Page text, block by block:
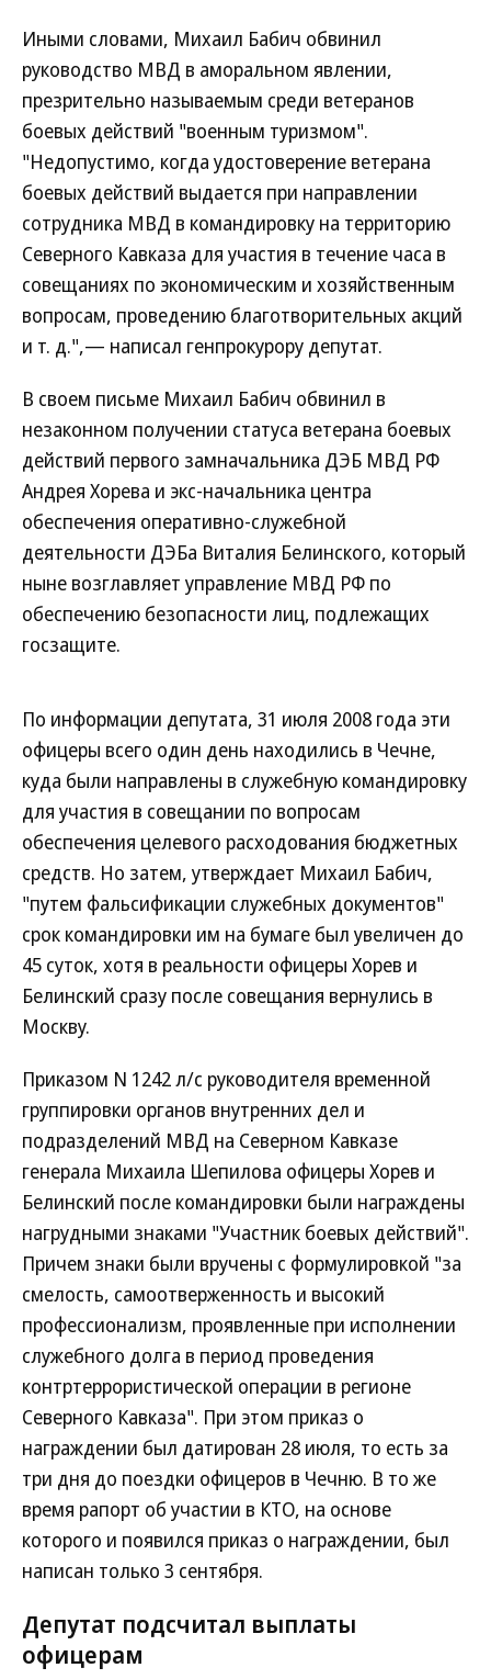
Иными словами, Михаил Бабич обвинил
руководство МВД в аморальном явлении,
презрительно называемым среди ветеранов
боевых действий "военным туризмом".
"Недопустимо, когда удостоверение ветерана
боевых действий выдается при направлении
сотрудника МВД в командировку на территорию
Северного Кавказа для участия в течение часа в
совещаниях по экономическим и хозяйственным
вопросам, проведению благотворительных акций
и т. д.",— написал генпрокурору депутат.
В своем письме Михаил Бабич обвинил в
незаконном получении статуса ветерана боевых
действий первого замначальника ДЭБ МВД РФ
Андрея Хорева и экс-начальника центра
обеспечения оперативно-служебной
деятельности ДЭБа Виталия Белинского, который
ныне возглавляет управление МВД РФ по
обеспечению безопасности лиц, подлежащих
госзащите.
По информации депутата, 31 июля 2008 года эти
офицеры всего один день находились в Чечне,
куда были направлены в служебную командировку
для участия в совещании по вопросам
обеспечения целевого расходования бюджетных
средств. Но затем, утверждает Михаил Бабич,
"путем фальсификации служебных документов"
срок командировки им на бумаге был увеличен до
45 суток, хотя в реальности офицеры Хорев и
Белинский сразу после совещания вернулись в
Москву.
Приказом N 1242 л/с руководителя временной
группировки органов внутренних дел и
подразделений МВД на Северном Кавказе
генерала Михаила Шепилова офицеры Хорев и
Белинский после командировки были награждены
нагрудными знаками "Участник боевых действий".
Причем знаки были вручены с формулировкой "за
смелость, самоотверженность и высокий
профессионализм, проявленные при исполнении
служебного долга в период проведения
контртеррористической операции в регионе
Северного Кавказа". При этом приказ о
награждении был датирован 28 июля, то есть за
три дня до поездки офицеров в Чечню. В то же
время рапорт об участии в КТО, на основе
которого и появился приказ о награждении, был
написан только 3 сентября.
Депутат подсчитал выплаты
офицерам